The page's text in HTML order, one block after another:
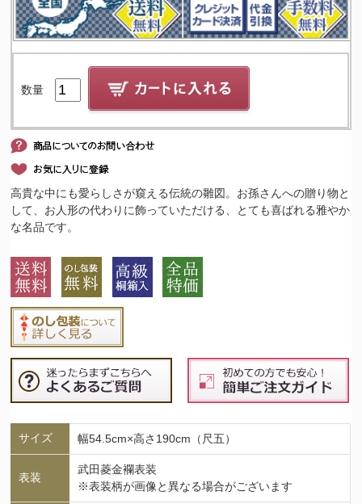
数量
高貴な中にも愛らしさが窺える伝統の雛図。お孫さんへの贈り物と
して、お人形の代わりに飾っていただける、とても喜ばれる雅やか
な名品です。
サイズ 幅54.5cm×高さ190cm（尺五）
表装
武田菱金襴表装
※表装柄が画像と異なる場合がございます